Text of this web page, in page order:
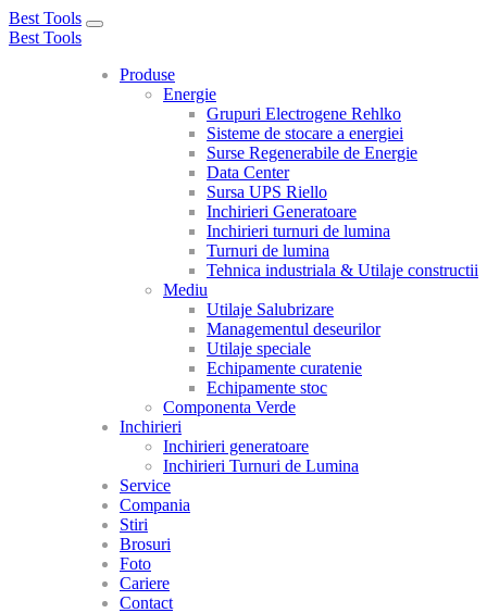
Best Tools
Toggle
Best Tools
Produse
Energie
Grupuri Electrogene Rehlko
Sisteme de stocare a energiei
Surse Regenerabile de Energie
Data Center
Sursa UPS Riello
Inchirieri Generatoare
Inchirieri turnuri de lumina
Turnuri de lumina
Tehnica industriala & Utilaje constructii
Mediu
Utilaje Salubrizare
Managementul deseurilor
Utilaje speciale
Echipamente curatenie
Echipamente stoc
Componenta Verde
Inchirieri
Inchirieri generatoare
Inchirieri Turnuri de Lumina
Service
Compania
Stiri
Brosuri
Foto
Cariere
Contact